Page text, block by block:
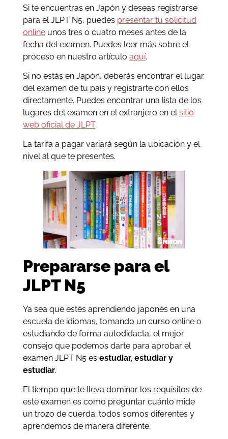
Si te encuentras en Japón y deseas registrarse
para el JLPT N5, puedes presentar tu solicitud
onlineunos tres o cuatro meses antes de la
fecha del examen. Puedes leer más sobre el
proceso en nuestro artículo aquí.
Si no estás en Japón, deberás encontrar el lugar
del examen de tu país y registrarte con ellos
directamente. Puedes encontrar una lista de los
lugares del examen en el extranjero en elsitio
web oficial de JLPT.
La tarifa a pagar variará según la ubicación y el
nivel al que te presentes.
Prepararse para el
JLPT N5
Ya sea que estés aprendiendo japonés en una
escuela de idiomas, tomando un curso online o
estudiando de forma autodidacta, el mejor
consejo que podemos darte para aprobar el
examen JLPT N5 es estudiar, estudiar y
estudiar.
El tiempo que te lleva dominar los requisitos de
este examen es como preguntar cuánto mide
un trozo de cuerda: todos somos diferentes y
aprendemos de manera diferente.